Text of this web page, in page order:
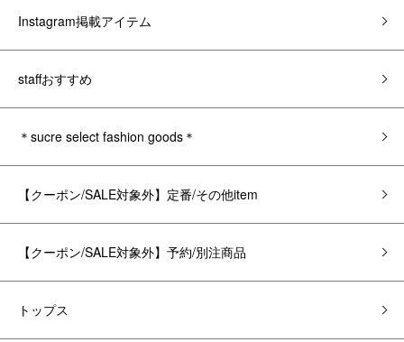
Instagram掲載アイテム
staffおすすめ
＊sucre select fashion goods＊
【クーポン/SALE対象外】定番/その他item
【クーポン/SALE対象外】予約/別注商品
トップス